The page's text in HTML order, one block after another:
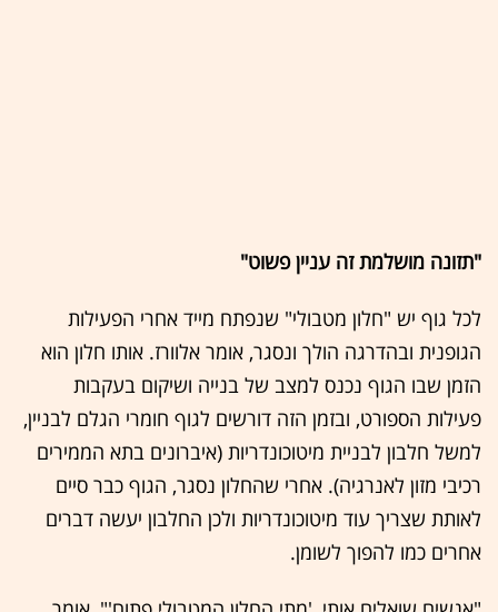
"תזונה מושלמת זה עניין פשוט"
לכל גוף יש "חלון מטבולי" שנפתח מייד אחרי הפעילות
הגופנית ובהדרגה הולך ונסגר, אומר אלוורז. אותו חלון הוא
הזמן שבו הגוף נכנס למצב של בנייה ושיקום בעקבות
פעילות הספורט, ובזמן הזה דורשים לגוף חומרי הגלם לבניין,
למשל חלבון לבניית מיטוכונדריות (איברונים בתא הממירים
רכיבי מזון לאנרגיה). אחרי שהחלון נסגר, הגוף כבר סיים
לאותת שצריך עוד מיטוכונדריות ולכן החלבון יעשה דברים
אחרים כמו להפוך לשומן.